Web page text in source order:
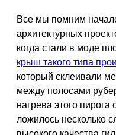
Все мы помним
архитектурных
когда стали в моде
крыш такого типа
который склеивали
между полосами
нагрева этого
ложилось несколько